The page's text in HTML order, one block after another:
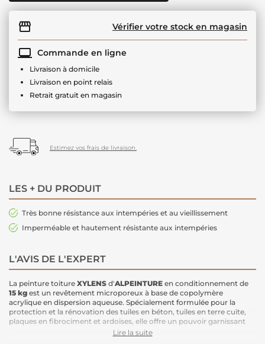
Vérifier votre stock en magasin
Commande en ligne
Livraison à domicile
Livraison en point relais
Retrait gratuit en magasin
Estimez vos frais de livraison.
LES + DU PRODUIT
Très bonne résistance aux intempéries et au vieillissement
Imperméable et hautement résistante aux intempéries
L'AVIS DE L'EXPERT
La peinture toiture XYLENS d'ALPEINTURE en conditionnement de
15 kg est un revêtement microporeux à base de copolymère
acrylique en dispersion aqueuse. Spécialement formulée pour la
protection et la rénovation des tuiles en béton, tuiles en terre cuite,
plaques en fibrociment et ardoises, elle offre un pouvoir garnissant
élevé et forme un film souple peu fissurable
Lire la suite